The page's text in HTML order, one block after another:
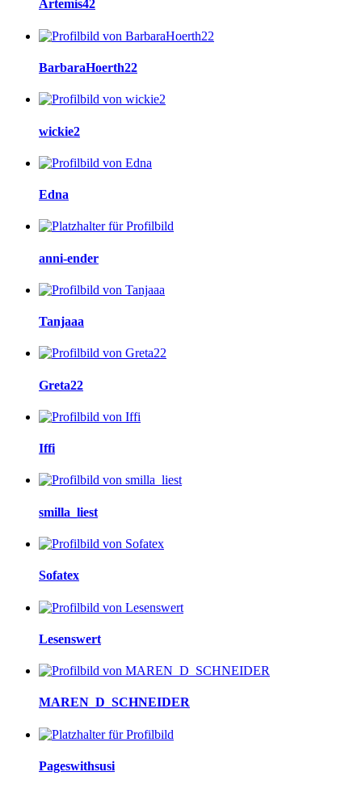
Artemis42
BarbaraHoerth22
wickie2
Edna
anni-ender
Tanjaaa
Greta22
Iffi
smilla_liest
Sofatex
Lesenswert
MAREN_D_SCHNEIDER
Pageswithsusi